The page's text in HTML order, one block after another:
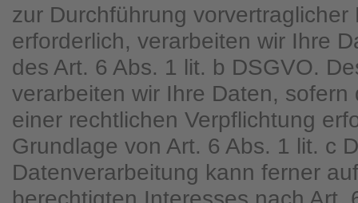
zur Durchführung vorvertraglicher
erforderlich, verarbeiten wir Ihre
des Art. 6 Abs. 1 lit. b DSGVO.
verarbeiten wir Ihre Daten, sofern
einer rechtlichen Verpflichtung
Grundlage von Art. 6 Abs. 1 lit. c
Datenverarbeitung kann ferner